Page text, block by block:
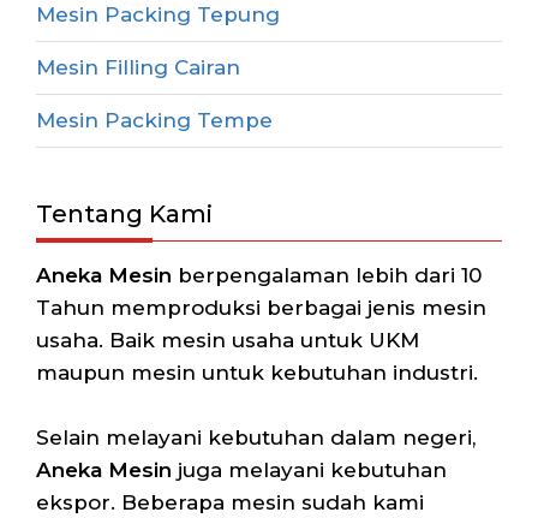
Mesin Packing Tepung
Mesin Filling Cairan
Mesin Packing Tempe
Tentang Kami
Aneka Mesin berpengalaman lebih dari 10
Tahun memproduksi berbagai jenis mesin
usaha. Baik mesin usaha untuk UKM
maupun mesin untuk kebutuhan industri.
Selain melayani kebutuhan dalam negeri,
Aneka Mesin juga melayani kebutuhan
ekspor. Beberapa mesin sudah kami